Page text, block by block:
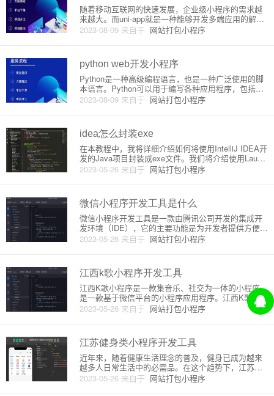
2023-08-09 来自于 网站打包小程序
随着移动互联网的快速发展，企业级小程序的需求越
来越大。而uni-app就是一种能够开发多端应用的解决
方案，支持小程序、H5、APP等多个平台，非常适合
企业级小程序的开发。在本文中，将详细介绍uni-app
python web开发小程序
2023-08-09 来自于 网站打包小程序
Python是一种高级编程语言，也是一种广泛使用的脚
本语言。Python可以用于编写各种应用程序，包括We
b应用程序，这就引出了Python Web开发。本文将介
绍Python Web开发小程序的原理和详细介绍。一、W
idea怎么封装exe
2023-05-26 来自于 网站打包小程序
在本教程中，我将详细介绍如何将使用IntelliJ IDEA开
发的Java项目封装成exe文件。我们将介绍使用Launc
h4j工具将Java项目打包进一个可执行的exe文件，以
达到将Java应用程序轻松分发和随处运行的效果。首
微信小程序开发工具是什么
2023-05-26 来自于 网站打包小程序
微信小程序开发工具是一款由腾讯公司开发的集成开
发环境（IDE），它的主要功能是为开发者提供方便快
捷的小程序开发和调试环境。微信小程序开发工具具
有易上手、低门槛、快速迭代的特点，可以让开发者
本。微信小程序开发工具采
江西k歌小程序开发工具
2023-05-26 来自于 网站打包小程序
江西K歌小程序是一款集音乐、社交为一体的小程序，
是一款基于微信平台的小程序应用程序。江西K歌小程
序的开发工具是微信开发者工具，其开发原理是使用
小程序的框架和开发工具，借助微信提供的开发接口
详细介绍。一、江西K
江苏健身类小程序开发工具
2023-05-26 来自于 网站打包小程序
近年来，随着健康生活理念的普及，健身已成为越来
越多人日常生活中的必需品。在这个趋势下，江苏健
身类小程序应运而生。本文将介绍江苏健身类小程序
的开发原理和详细介绍。一、开发原理江苏健身类小